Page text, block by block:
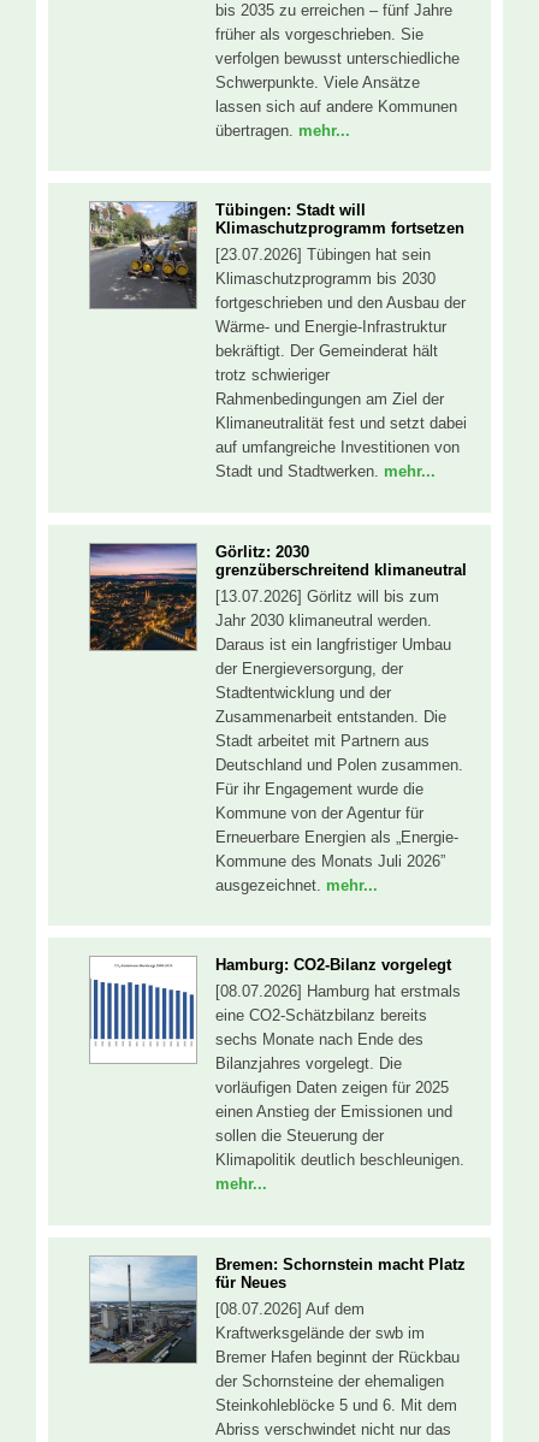
bis 2035 zu erreichen – fünf Jahre
früher als vorgeschrieben. Sie
verfolgen bewusst unterschiedliche
Schwerpunkte. Viele Ansätze
lassen sich auf andere Kommunen
übertragen. mehr...
Tübingen: Stadt will
Klimaschutzprogramm fortsetzen
[23.07.2026] Tübingen hat sein
Klimaschutzprogramm bis 2030
fortgeschrieben und den Ausbau der
Wärme- und Energie-Infrastruktur
bekräftigt. Der Gemeinderat hält
trotz schwieriger
Rahmenbedingungen am Ziel der
Klimaneutralität fest und setzt dabei
auf umfangreiche Investitionen von
Stadt und Stadtwerken. mehr...
Görlitz: 2030
grenzüberschreitend klimaneutral
[13.07.2026] Görlitz will bis zum
Jahr 2030 klimaneutral werden.
Daraus ist ein langfristiger Umbau
der Energieversorgung, der
Stadtentwicklung und der
Zusammenarbeit entstanden. Die
Stadt arbeitet mit Partnern aus
Deutschland und Polen zusammen.
Für ihr Engagement wurde die
Kommune von der Agentur für
Erneuerbare Energien als „Energie-
Kommune des Monats Juli 2026”
ausgezeichnet. mehr...
Hamburg: CO2-Bilanz vorgelegt
[08.07.2026] Hamburg hat erstmals
eine CO2-Schätzbilanz bereits
sechs Monate nach Ende des
Bilanzjahres vorgelegt. Die
vorläufigen Daten zeigen für 2025
einen Anstieg der Emissionen und
sollen die Steuerung der
Klimapolitik deutlich beschleunigen.
mehr...
Bremen: Schornstein macht Platz
für Neues
[08.07.2026] Auf dem
Kraftwerksgelände der swb im
Bremer Hafen beginnt der Rückbau
der Schornsteine der ehemaligen
Steinkohleblöcke 5 und 6. Mit dem
Abriss verschwindet nicht nur das